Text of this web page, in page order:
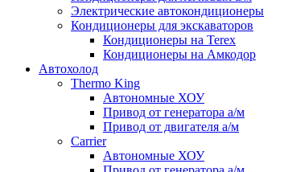
Электрические автокондиционеры
Кондиционеры для экскаваторов
Кондиционеры на Terex
Кондиционеры на Амкодор
Автохолод
Thermo King
Автономные ХОУ
Привод от генератора а/м
Привод от двигателя а/м
Carrier
Автономные ХОУ